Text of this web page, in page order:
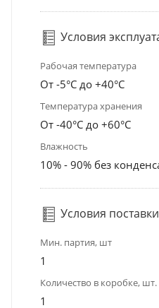
Условия
Рабочая температура
От -5°С до +40°С
Температура хранения
От -40°С до +60°С
Влажность
10% - 90% без
Условия поставки
Мин. партия, шт
1
Количество в коробке, шт.
1